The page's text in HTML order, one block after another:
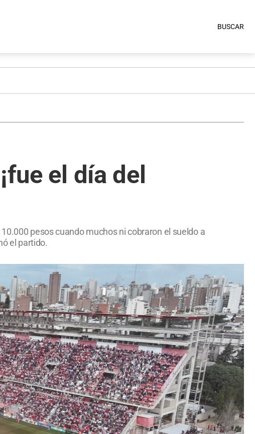
BUSCAR
el día del
pesos cuando muchos ni cobraron el sueldo a
el partido.